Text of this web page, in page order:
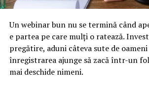
Un webinar bun nu se termină când
e partea pe care mulți o ratează.
pregătire, aduni câteva sute de
înregistrarea ajunge să zacă într-un
mai deschide nimeni.